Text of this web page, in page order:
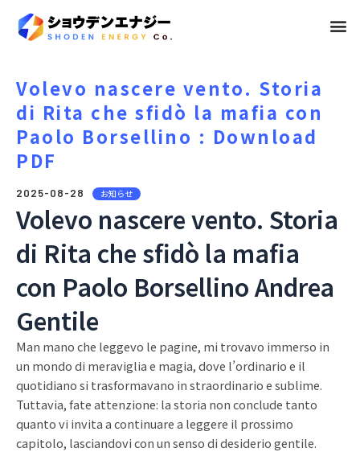
メ
Volevo nascere vento. Storia
di Rita che sfidò la mafia con
Paolo Borsellino : Download
PDF
2025-08-28 お知らせ
Volevo nascere vento. Storia
di Rita che sfidò la mafia
con Paolo Borsellino Andrea
Gentile
Man mano che leggevo le pagine, mi trovavo immerso in
un mondo di meraviglia e magia, dove l’ordinario e il
quotidiano si trasformavano in straordinario e sublime.
Tuttavia, fate attenzione: la storia non conclude tanto
quanto vi invita a continuare a leggere il prossimo
capitolo, lasciandovi con un senso di desiderio gentile.